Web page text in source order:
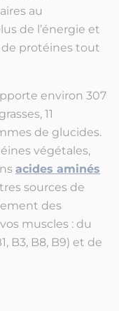
au
de l’énergie et
protéines tout
environ 307
11
de glucides.
végétales,
acides aminés
sources de
des
muscles : du
B3, B8, B9) et de